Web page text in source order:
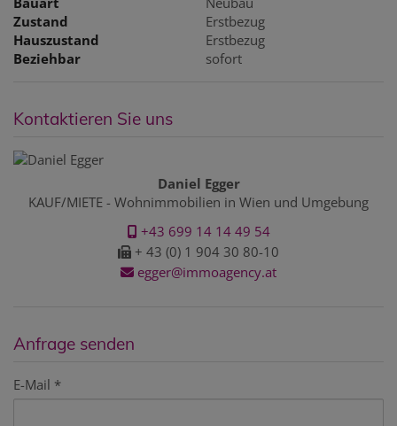
Zustand
Erstbezug
Hauszustand
Erstbezug
Beziehbar
sofort
Kontaktieren Sie uns
Daniel Egger
KAUF/MIETE - Wohnimmobilien in Wien und Umgebung
+43 699 14 14 49 54
+ 43 (0) 1 904 30 80-10
egger@immoagency.at
Anfrage senden
E-Mail